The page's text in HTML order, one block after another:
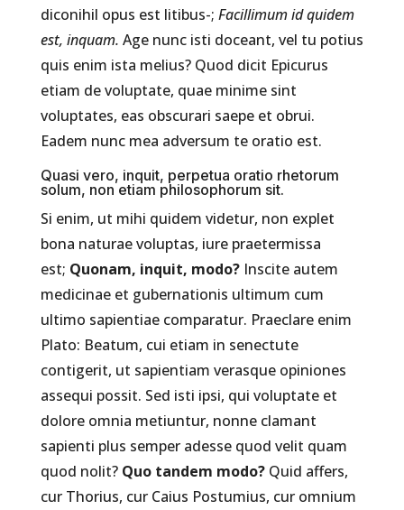
diconihil opus est litibus-; Facillimum id quidem
est, inquam. Age nunc isti doceant, vel tu potius
quis enim ista melius? Quod dicit Epicurus
etiam de voluptate, quae minime sint
voluptates, eas obscurari saepe et obrui.
Eadem nunc mea adversum te oratio est.
Quasi vero, inquit, perpetua oratio rhetorum
solum, non etiam philosophorum sit.
Si enim, ut mihi quidem videtur, non explet
bona naturae voluptas, iure praetermissa
est; Quonam, inquit, modo?Inscite autem
medicinae et gubernationis ultimum cum
ultimo sapientiae comparatur. Praeclare enim
Plato: Beatum, cui etiam in senectute
contigerit, ut sapientiam verasque opiniones
assequi possit. Sed isti ipsi, qui voluptate et
dolore omnia metiuntur, nonne clamant
sapienti plus semper adesse quod velit quam
quod nolit? Quo tandem modo?Quid affers,
cur Thorius, cur Caius Postumius, cur omnium